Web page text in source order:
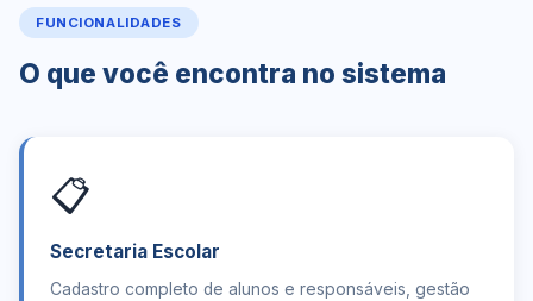
FUNCIONALIDADES
O que você encontra no sistema
📋
Secretaria Escolar
Cadastro completo de alunos e responsáveis, gestão